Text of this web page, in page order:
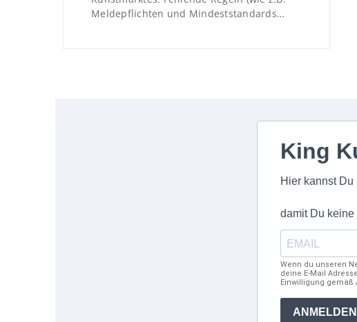
Meldepflichten und Mindeststandards…